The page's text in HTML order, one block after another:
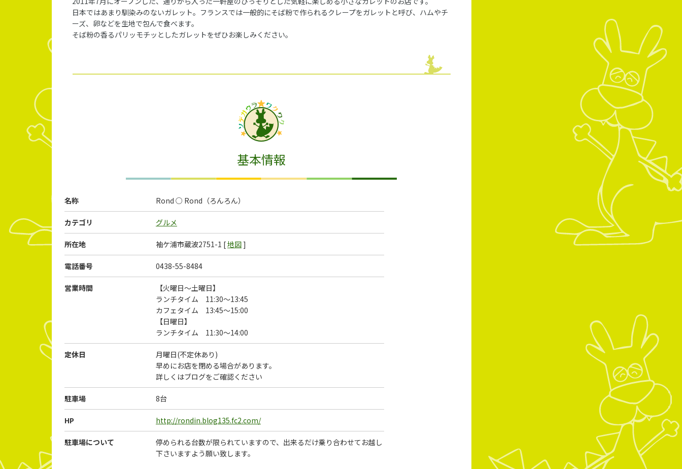
日本ではあまり馴染みのないガレット。フランスでは一般的にそば粉で作られるクレープをガレットと呼び、ハムやチ
ーズ、卵などを生地で包んで食べます。
そば粉の香るパリッモチッとしたガレットをぜひお楽しみください。
基本情報
名称 Rond ○ Rond（ろんろん）
カテゴリ グルメ
所在地 袖ケ浦市蔵波2751-1 [地図 ]
電話番号 0438-55-8484
営業時間
【火曜日～土曜日】
ランチタイム 11:30～13:45
カフェタイム 13:45～15:00
【日曜日】
ランチタイム 11:30～14:00
定休日
月曜日(不定休あり)
早めにお店を閉める場合があります。
詳しくはブログをご確認ください
駐車場 8台
HP http://rondin.blog135.fc2.com/
駐車場について
停められる台数が限られていますので、出来るだけ乗り合わせてお越し
下さいますよう願い致します。